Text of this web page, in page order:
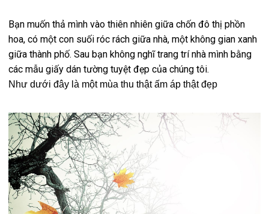
Bạn muốn thả mình vào thiên nhiên giữa chốn đô thị phồn
hoa, có một con suối róc rách giữa nhà, một không gian xanh
giữa thành phố. Sau bạn không nghĩ trang trí nhà mình bằng
các mẫu giấy dán tường tuyệt đẹp của chúng tôi.
Như dưới đây là một mùa thu thật ấm áp thật đẹp